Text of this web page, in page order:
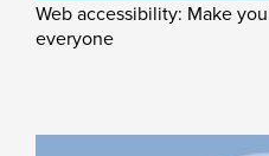
Web accessibility: Make
everyone